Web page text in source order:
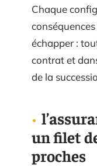
Chaque
échapper :
contrat et
de la
un filet
proches